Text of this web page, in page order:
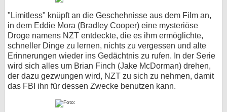
"Limitless" knüpft an die Geschehnisse aus dem Film an,
in dem Eddie Mora (Bradley Cooper) eine mysteriöse
Droge namens NZT entdeckte, die es ihm ermöglichte,
schneller Dinge zu lernen, nichts zu vergessen und alte
Erinnerungen wieder ins Gedächtnis zu rufen. In der Serie
wird sich alles um Brian Finch (Jake McDorman) drehen,
der dazu gezwungen wird, NZT zu sich zu nehmen, damit
das FBI ihn für dessen Zwecke benutzen kann.